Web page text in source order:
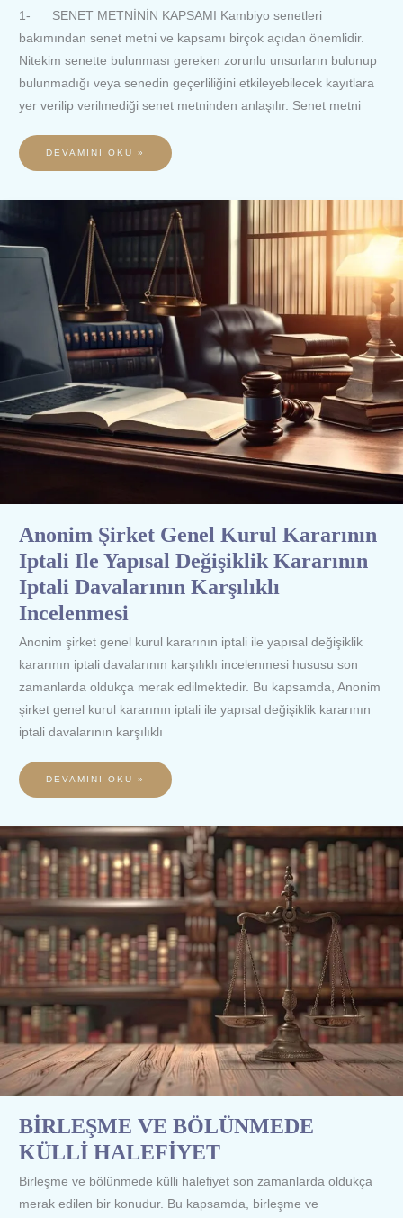
1- SENET METNİNİN KAPSAMI Kambiyo senetleri
bakımından senet metni ve kapsamı birçok açıdan önemlidir.
Nitekim senette bulunması gereken zorunlu unsurların bulunup
bulunmadığı veya senedin geçerliliğini etkileyebilecek kayıtlara
yer verilip verilmediği senet metninden anlaşılır. Senet metni
DEVAMINI OKU »
Anonim Şirket Genel Kurul Kararının
Iptali Ile Yapısal Değişiklik Kararının
Iptali Davalarının Karşılıklı
Incelenmesi
Anonim şirket genel kurul kararının iptali ile yapısal değişiklik
kararının iptali davalarının karşılıklı incelenmesi hususu son
zamanlarda oldukça merak edilmektedir. Bu kapsamda, Anonim
şirket genel kurul kararının iptali ile yapısal değişiklik kararının
iptali davalarının karşılıklı
ANONIM
KARARININ
IPTALI
ILE
YAPISAL
DEĞIŞIKLIK
KARARININ
IPTALI
DAVALARININ
KARŞILIKLI
INCELENMESI
DEVAMINI OKU »
BİRLEŞME VE BÖLÜNMEDE
KÜLLİ HALEFİYET
Birleşme ve bölünmede külli halefiyet son zamanlarda oldukça
merak edilen bir konudur. Bu kapsamda, birleşme ve
BİRLEŞME
VE
BÖLÜNMEDE
KÜLLİ
HALEFİYET